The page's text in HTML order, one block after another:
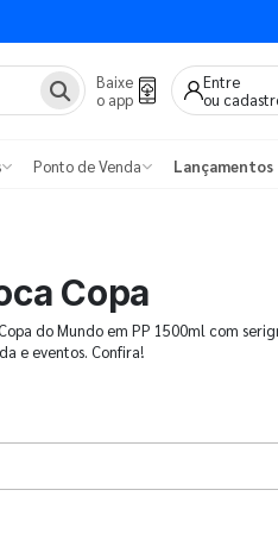
Baixe
o app
Entre
ou
Ponto de Venda Lançamentos
Copa
do Mundo em PP 1500ml com
e eventos. Confira!